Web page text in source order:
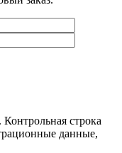
строка
данные,